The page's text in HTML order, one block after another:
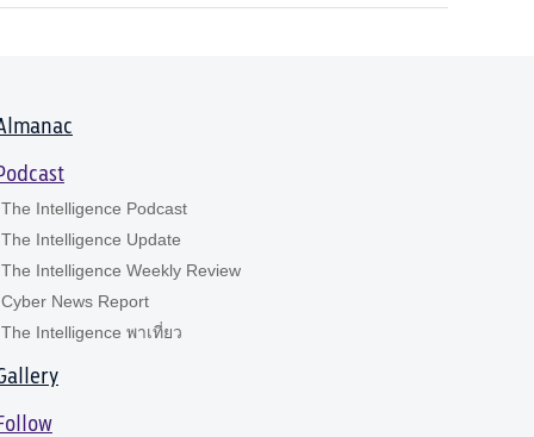
The Intelligence Podcast
The Intelligence Update
The Intelligence Weekly Review
Cyber News Report
The Intelligence พาเที่ยว